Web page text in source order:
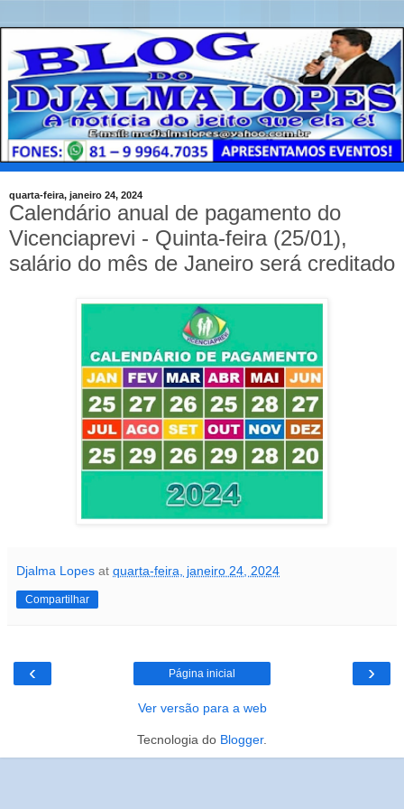
quarta-feira, janeiro 24, 2024
Calendário anual de pagamento do
Vicenciaprevi - Quinta-feira (25/01),
salário do mês de Janeiro será creditado
Djalma Lopes at quarta-feira, janeiro 24, 2024
Compartilhar
‹ ›
Página inicial
Ver versão para a web
Tecnologia do Blogger.